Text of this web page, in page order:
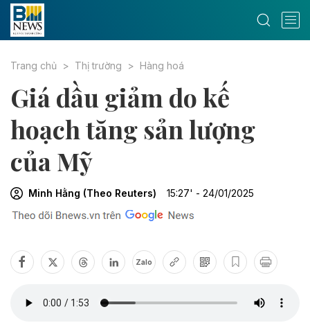
Trang chủ Thị trường Hàng hoá
Giá dầu giảm do kế
hoạch tăng sản lượng
của Mỹ
Minh Hằng (Theo Reuters) 15:27' - 24/01/2025
Zalo